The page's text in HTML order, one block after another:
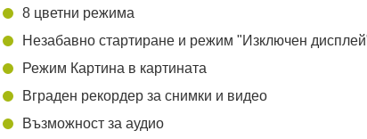
8 цветни режима
Незабавно стартиране и режим "Изключен
Режим Картина в картината
Вграден рекордер за снимки и видео
Възможност за аудио